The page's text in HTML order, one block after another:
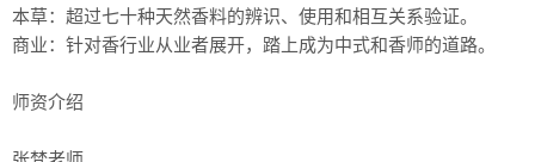
本草：超过七十种天然香料的辨识、使用和相互关系验证。
商业：针对香行业从业者展开，踏上成为中式和香师的道路。
师资介绍